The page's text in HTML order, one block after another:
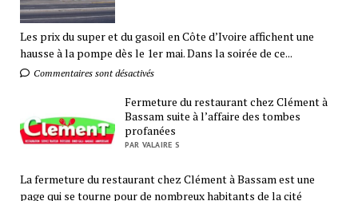
Les prix du super et du gasoil en Côte d’Ivoire affichent une
hausse à la pompe dès le 1er mai. Dans la soirée de ce...
Commentaires sont désactivés
Fermeture du restaurant chez Clément à
Bassam suite à l’affaire des tombes
profanées
PAR VALAIRE S
La fermeture du restaurant chez Clément à Bassam est une
page qui se tourne pour de nombreux habitants de la cité